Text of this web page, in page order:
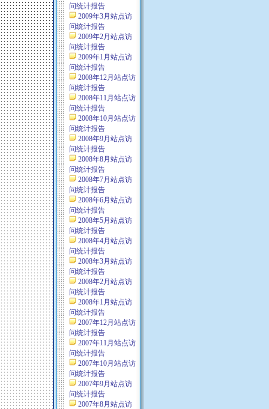
问统计报告
2009年3月站点访
问统计报告
2009年2月站点访
问统计报告
2009年1月站点访
问统计报告
2008年12月站点访
问统计报告
2008年11月站点访
问统计报告
2008年10月站点访
问统计报告
2008年9月站点访
问统计报告
2008年8月站点访
问统计报告
2008年7月站点访
问统计报告
2008年6月站点访
问统计报告
2008年5月站点访
问统计报告
2008年4月站点访
问统计报告
2008年3月站点访
问统计报告
2008年2月站点访
问统计报告
2008年1月站点访
问统计报告
2007年12月站点访
问统计报告
2007年11月站点访
问统计报告
2007年10月站点访
问统计报告
2007年9月站点访
问统计报告
2007年8月站点访